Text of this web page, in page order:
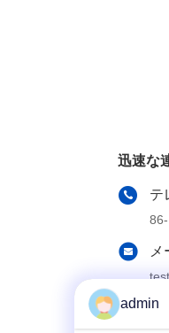
迅速な
テ
メ
ア
admin